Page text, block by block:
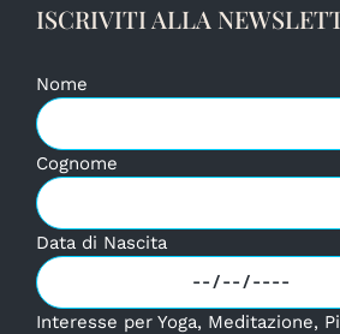
ISCRIVITI ALLA
Nome
Cognome
Data di Nascita
Interesse per Yoga, Meditazione,